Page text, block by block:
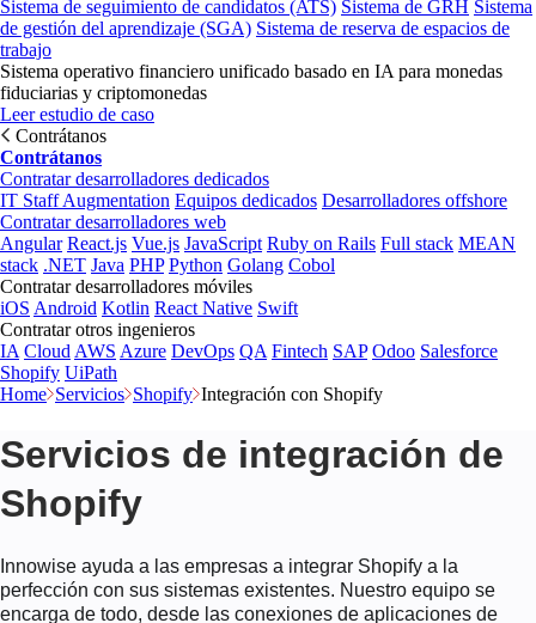
Sistema de seguimiento de candidatos (ATS) Sistema de GRH Sistema
de gestión del aprendizaje (SGA) Sistema de reserva de espacios de
trabajo
Sistema operativo financiero unificado basado en IA para monedas
fiduciarias y criptomonedas
Leer estudio de caso
Contrátanos
Contrátanos
Contratar desarrolladores dedicados
IT Staff Augmentation Equipos dedicados Desarrolladores offshore
Contratar desarrolladores web
Angular React.js Vue.js JavaScript Ruby on Rails Full stack MEAN
stack .NET Java PHP Python Golang Cobol
Contratar desarrolladores móviles
iOS Android Kotlin React Native Swift
Contratar otros ingenieros
IA Cloud AWS Azure DevOps QA Fintech SAP Odoo Salesforce
Shopify UiPath
Home Servicios Shopify Integración con Shopify
Servicios de integración de
Shopify
Innowise ayuda a las empresas a integrar Shopify a la
perfección con sus sistemas existentes. Nuestro equipo se
encarga de todo, desde las conexiones de aplicaciones de